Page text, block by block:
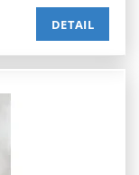
DETAIL